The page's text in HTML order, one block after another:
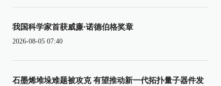
我国科学家首获威廉·诺德伯格奖章
2026-08-05 07:40
石墨烯堆垛难题被攻克 有望推动新一代拓扑量子器件发